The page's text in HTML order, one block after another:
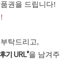
권을 드립니다!
탁드리고,
기 URL"을 남겨주